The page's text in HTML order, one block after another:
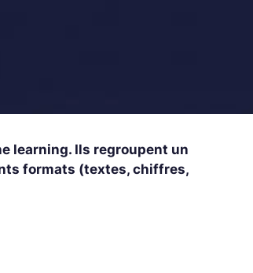
learning. Ils regroupent un
formats (textes, chiffres,